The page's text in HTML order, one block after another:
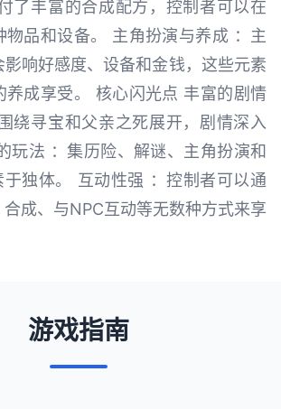
了丰富的合成配方，控制者可以在
物品和设备。 主角扮演与养成 ：主
响好感度、设备和金钱，这些元素
养成享受。 核心闪光点 丰富的剧情
绕寻宝和父亲之死展开，剧情深入
玩法 ：集历险、解谜、主角扮演和
于独体。 互动性强 ：控制者可以通
成、与NPC互动等无数种方式来享
游戏指南